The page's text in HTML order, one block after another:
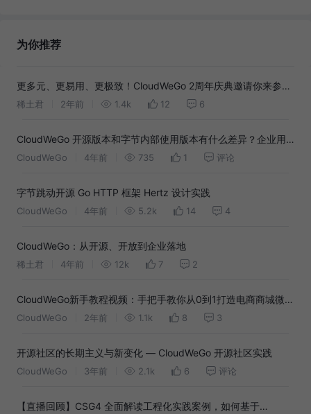
为你推荐
更多元、更易用、更极致！CloudWeGo 2周年庆典邀请你来参
与！
稀土君 2年前 1.4k 12 6
CloudWeGo 开源版本和字节内部使用版本有什么差异？企业用
户常见问题 FAQ
CloudWeGo 4年前 735 1 评论
字节跳动开源 Go HTTP 框架 Hertz 设计实践
CloudWeGo 4年前 5.2k 14 4
CloudWeGo：从开源、开放到企业落地
稀土君 4年前 12k 7 2
CloudWeGo新手教程视频：手把手教你从0到1打造电商商城微服
务demo
CloudWeGo 2年前 1.1k 8 3
开源社区的长期主义与新变化 — CloudWeGo 开源社区实践
CloudWeGo 3年前 2.1k 6 评论
【直播回顾】CSG4 全面解读工程化实践案例，如何基于